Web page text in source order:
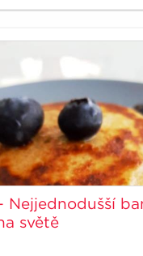
Nejjednodušší
světě